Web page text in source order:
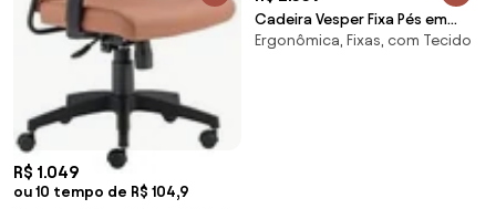
R$ 1.049
ou 10 tempo de R$ 104,9
Cadeira Vesper Fixa Pés em
Madeira -
Ergonômica, Fixas, com Tecido